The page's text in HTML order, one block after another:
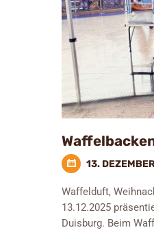
13.
Waffelduft,
13.12.2025
Duisburg. Beim